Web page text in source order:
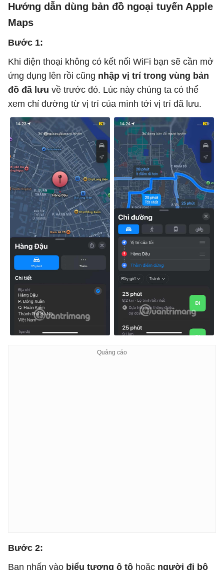
Hướng dẫn dùng bản đồ ngoại tuyến Apple
Maps
Bước 1:
Khi điện thoại không có kết nối WiFi bạn sẽ cần mở
ứng dụng lên rồi cũng nhập vị trí trong vùng bản
đồ đã lưu về trước đó. Lúc này chúng ta có thể
xem chỉ đường từ vị trí của mình tới vị trí đã lưu.
Bước 2:
Bạn nhấn vào biểu tượng ô tô hoặc người đi bộ